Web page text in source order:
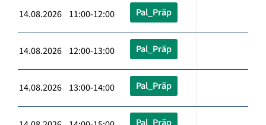
14.08.2026 11:00-12:00 Pal_Präp
14.08.2026 12:00-13:00 Pal_Präp
14.08.2026 13:00-14:00 Pal_Präp